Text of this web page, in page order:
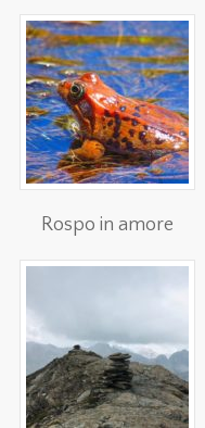
Rospo in amore